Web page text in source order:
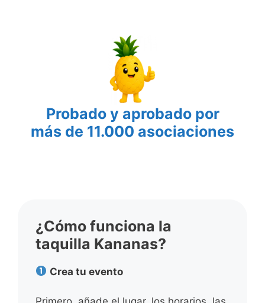
Probado y aprobado por
más de 11.000 asociaciones
¿Cómo funciona la
taquilla Kananas?
Crea tu evento